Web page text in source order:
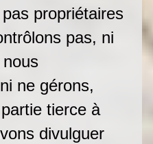
propriétaires
pas, ni
ne gérons,
tierce à
divulguer